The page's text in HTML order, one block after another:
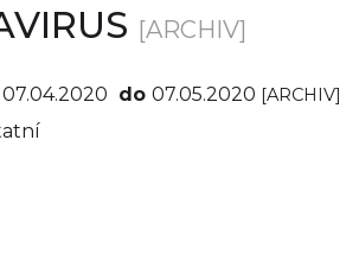
[ARCHIV]
07.04.2020 do 07.05.2020 [ARCHIV]